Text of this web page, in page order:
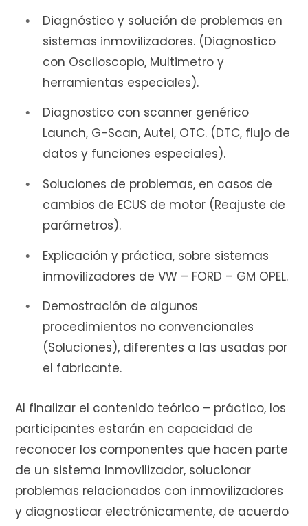
Diagnóstico y solución de problemas en
sistemas inmovilizadores. (Diagnostico
con Osciloscopio, Multimetro y
herramientas especiales).
Diagnostico con scanner genérico
Launch, G-Scan, Autel, OTC. (DTC, flujo de
datos y funciones especiales).
Soluciones de problemas, en casos de
cambios de ECUS de motor (Reajuste de
parámetros).
Explicación y práctica, sobre sistemas
inmovilizadores de VW – FORD – GM OPEL.
Demostración de algunos
procedimientos no convencionales
(Soluciones), diferentes a las usadas por
el fabricante.
Al finalizar el contenido teórico – práctico, los
participantes estarán en capacidad de
reconocer los componentes que hacen parte
de un sistema Inmovilizador, solucionar
problemas relacionados con inmovilizadores
y diagnosticar electrónicamente, de acuerdo